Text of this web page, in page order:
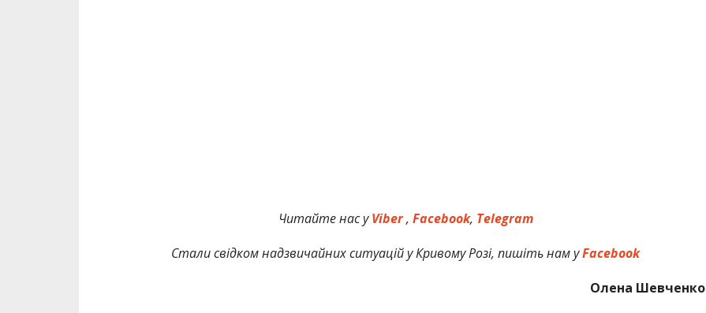
Читайте нас уViber, Facebook, Telegram
Стали свідком надзвичайних ситуацій у Кривому Розі, пишіть нам уFacebook
Олена Шевченко